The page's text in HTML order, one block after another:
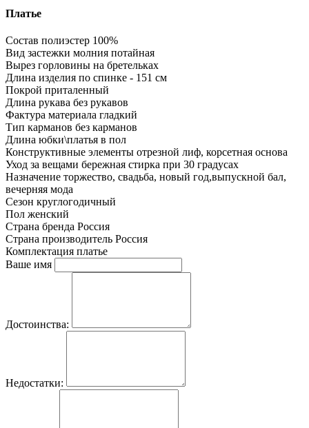
Платье
Состав полиэстер 100%
Вид застежки молния потайная
Вырез горловины на бретельках
Длина изделия по спинке - 151 см
Покрой приталенный
Длина рукава без рукавов
Фактура материала гладкий
Тип карманов без карманов
Длина юбки\платья в пол
Конструктивные элементы отрезной лиф, корсетная основа
Уход за вещами бережная стирка при 30 градусах
Назначение торжество, свадьба, новый год,выпускной бал,
вечерняя мода
Сезон круглогодичный
Пол женский
Страна бренда Россия
Страна производитель Россия
Комплектация платье
Ваше имя
Достоинства:
Недостатки: